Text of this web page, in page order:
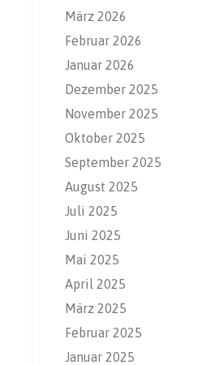
März 2026
Februar 2026
Januar 2026
Dezember 2025
November 2025
Oktober 2025
September 2025
August 2025
Juli 2025
Juni 2025
Mai 2025
April 2025
März 2025
Februar 2025
Januar 2025